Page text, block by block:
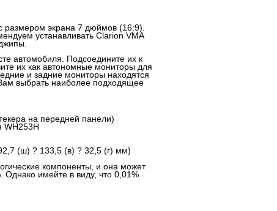
размером экрана 7 дюймов (16:9).
устанавливать Clarion VMA
автомобиля. Подсоедините их к
их как автономные мониторы для
и задние мониторы находятся
выбрать наиболее подходящее
на передней панели)
WH253H
(ш) ? 133,5 (в) ? 32,5 (г) мм)
компоненты, и она может
имейте в виду, что 0,01%